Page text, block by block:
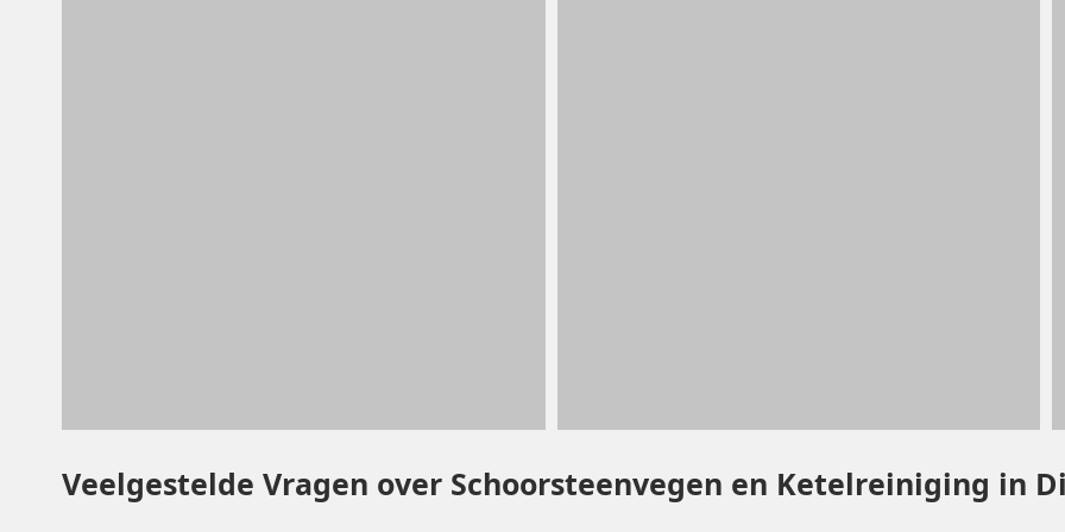
Veelgestelde Vragen over Schoorsteenvegen en Ketelreiniging in